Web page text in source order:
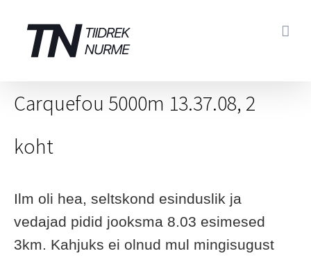
content
Carquefou 5000m 13.37.08, 2
koht
Ilm oli hea, seltskond esinduslik ja
vedajad pidid jooksma 8.03 esimesed
3km. Kahjuks ei olnud mul mingisugust